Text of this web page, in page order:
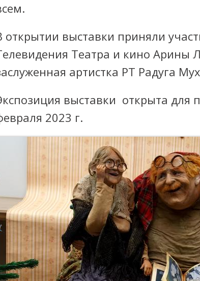
открытии выставки приняли
Театра и кино Арины
артистка РТ Радуга
выставки открыта для
2023 г.